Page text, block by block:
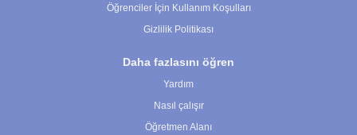
Öğrenciler İçin Kullanım Koşulları
Gizlilik Politikası
Daha fazlasını öğren
Yardım
Nasıl çalışır
Öğretmen Alanı